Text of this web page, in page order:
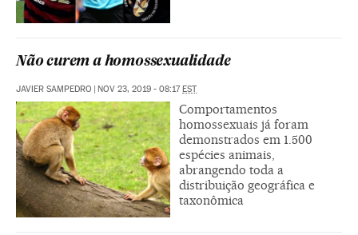
Não curem a homossexualidade
JAVIER SAMPEDRO NOV 23, 2019 - 08:17 EST
Comportamentos
homossexuais já foram
demonstrados em 1.500
espécies animais,
abrangendo toda a
distribuição geográfica e
taxonômica